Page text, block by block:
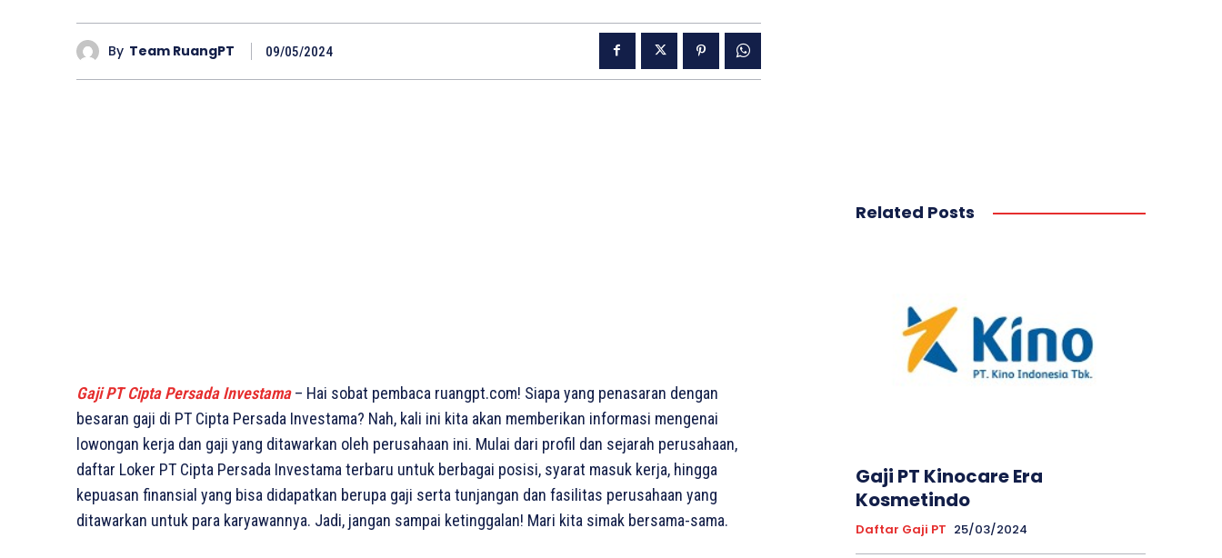
By Team RuangPT 09/05/2024
Gaji PT Cipta Persada Investama– Hai sobat pembaca ruangpt.com! Siapa yang penasaran dengan
besaran gaji di PT Cipta Persada Investama? Nah, kali ini kita akan memberikan informasi mengenai
lowongan kerja dan gaji yang ditawarkan oleh perusahaan ini. Mulai dari profil dan sejarah perusahaan,
daftar Loker PT Cipta Persada Investama terbaru untuk berbagai posisi, syarat masuk kerja, hingga
kepuasan finansial yang bisa didapatkan berupa gaji serta tunjangan dan fasilitas perusahaan yang
ditawarkan untuk para karyawannya. Jadi, jangan sampai ketinggalan! Mari kita simak bersama-sama.
Related Posts
Gaji PT Kinocare Era
Kosmetindo
Daftar Gaji PT 25/03/2024